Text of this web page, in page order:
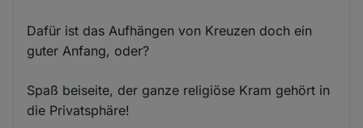
Dafür ist das Aufhängen von Kreuzen doch ein
guter Anfang, oder?
Spaß beiseite, der ganze religiöse Kram gehört in
die Privatsphäre!